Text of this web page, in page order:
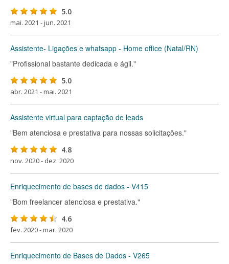
5.0
mai. 2021 - jun. 2021
Assistente- Ligações e whatsapp - Home office (Natal/RN)
"Profissional bastante dedicada e ágil."
5.0
abr. 2021 - mai. 2021
Assistente virtual para captação de leads
"Bem atenciosa e prestativa para nossas solicitações."
4.8
nov. 2020 - dez. 2020
Enriquecimento de bases de dados - V415
"Bom freelancer atenciosa e prestativa."
4.6
fev. 2020 - mar. 2020
Enriquecimento de Bases de Dados - V265